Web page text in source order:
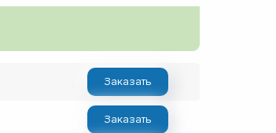
Заказать
Заказать